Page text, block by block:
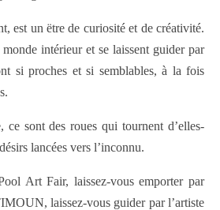
est un ëtre de curiosité et de créativité.
intérieur et se laissent guider par
si proches et si semblables, à la fois
ce sont des roues qui tournent d’elles-
lancées vers l’inconnu.
Art Fair, laissez-vous emporter par
laissez-vous guider par l’artiste